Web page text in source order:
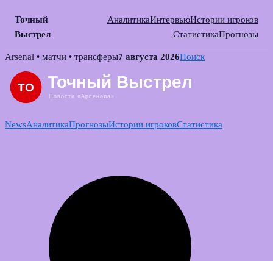
Точный
Выстрел
АналитикаИнтервьюИстории игроков
СтатистикаПрогнозы
Skip
content
Arsenal • матчи • трансферы7 августа 2026Поиск
NewsАналитикаПрогнозыИстории игроковСтатистика